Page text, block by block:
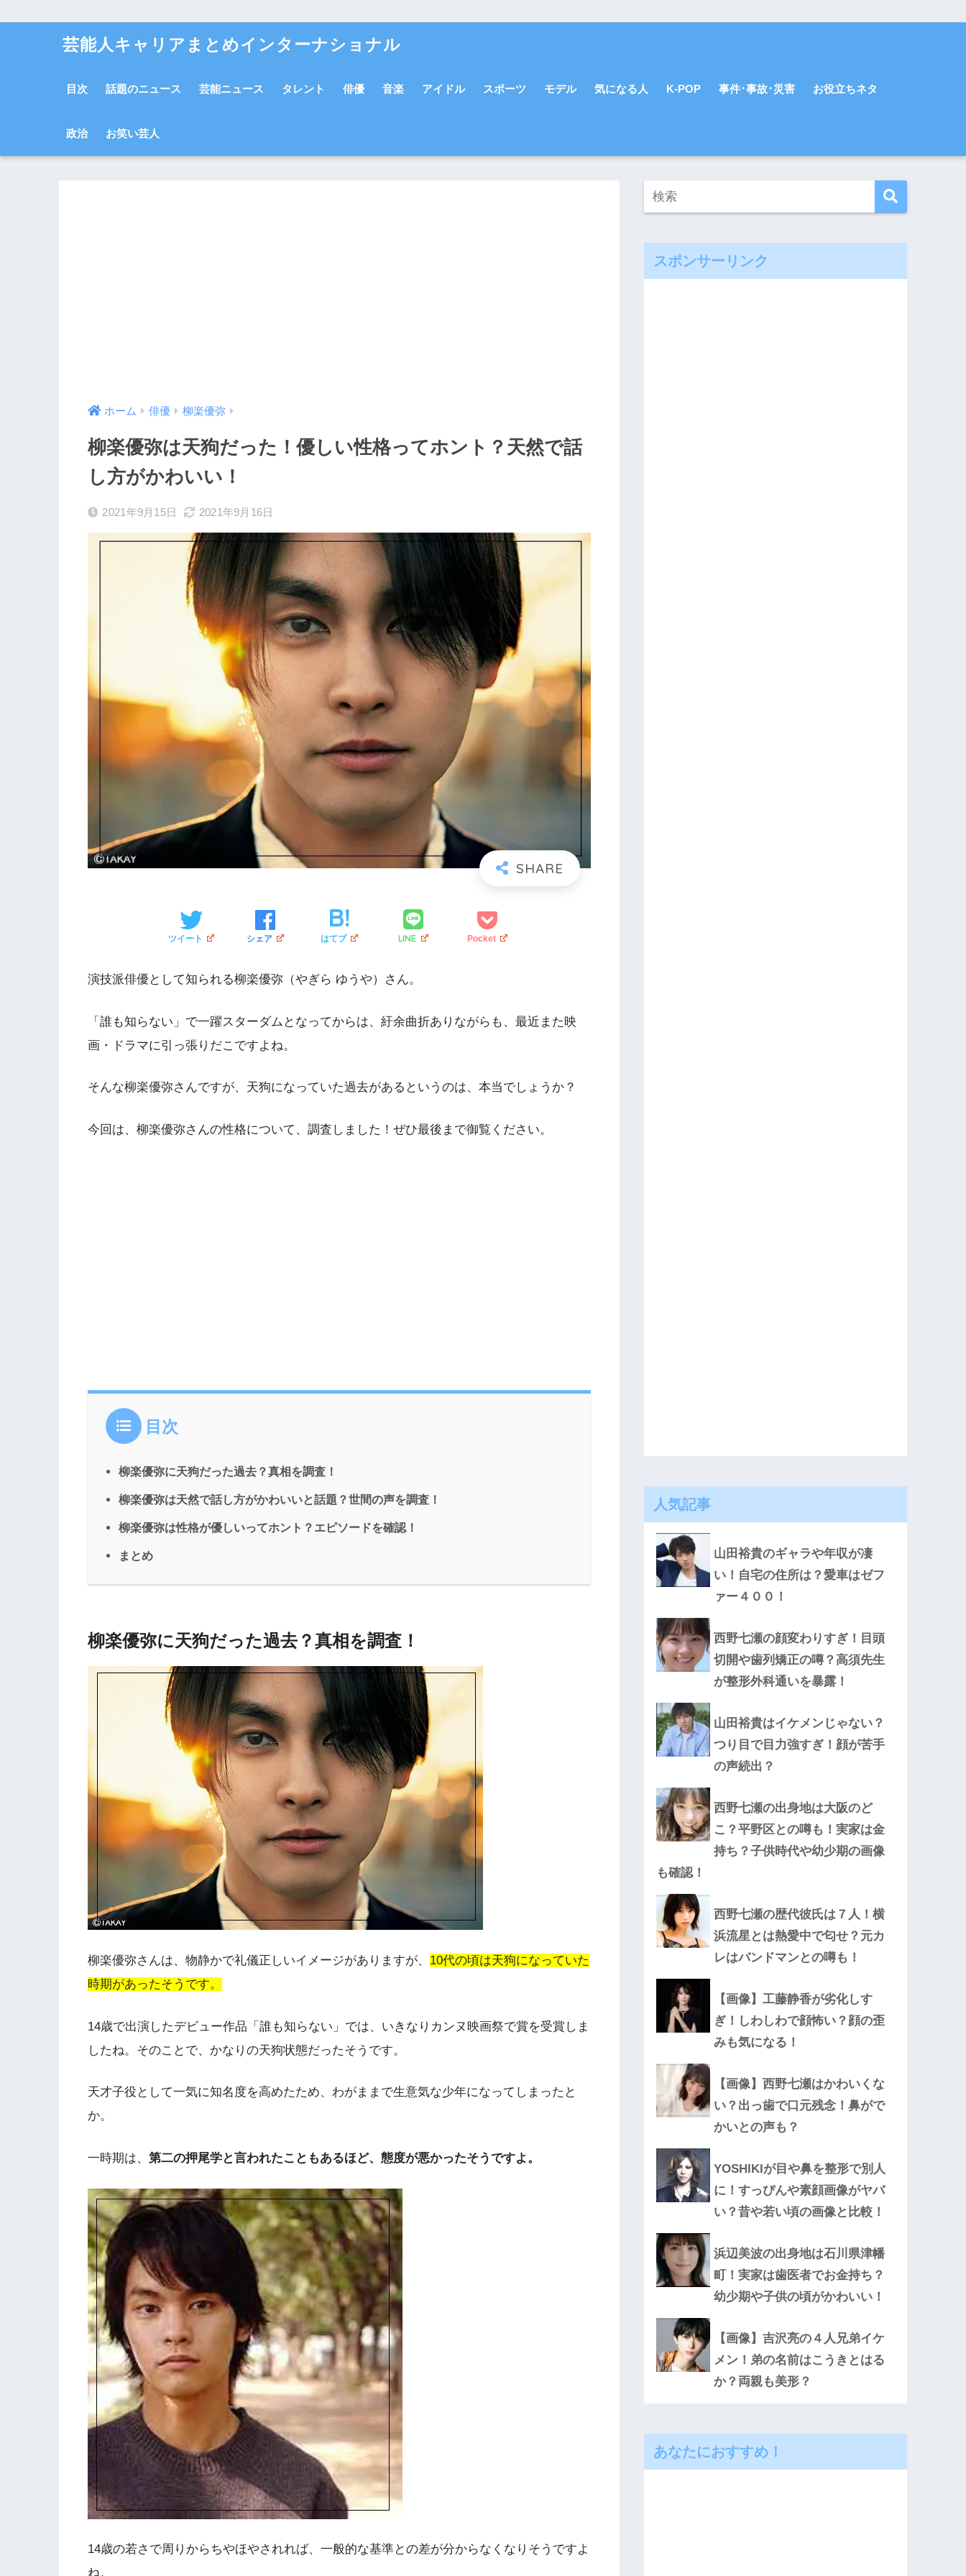
芸能人キャリアまとめインターナショナル
目次 話題のニュース 芸能ニュース タレント 俳優 音楽 アイドル スポーツ モデル 気になる人 K-POP 事件･事故･災害 お役立ちネタ
政治 お笑い芸人
ホーム 俳優 柳楽優弥
柳楽優弥は天狗だった！優しい性格ってホント？天然で話
し方がかわいい！
2021年9月15日 2021年9月16日
ツイート シェア はてブ LINE Pocket
演技派俳優として知られる柳楽優弥（やぎら ゆうや）さん。
「誰も知らない」で一躍スターダムとなってからは、紆余曲折ありながらも、最近また映
画・ドラマに引っ張りだこですよね。
そんな柳楽優弥さんですが、天狗になっていた過去があるというのは、本当でしょうか？
今回は、柳楽優弥さんの性格について、調査しました！ぜひ最後まで御覧ください。
目次
柳楽優弥に天狗だった過去？真相を調査！
柳楽優弥は天然で話し方がかわいいと話題？世間の声を調査！
柳楽優弥は性格が優しいってホント？エピソードを確認！
まとめ
柳楽優弥に天狗だった過去？真相を調査！
柳楽優弥さんは、物静かで礼儀正しいイメージがありますが、 10代の頃は天狗になっていた
時期があったそうです。
14歳で出演したデビュー作品「誰も知らない」では、いきなりカンヌ映画祭で賞を受賞しま
したね。そのことで、かなりの天狗状態だったそうです。
天才子役として一気に知名度を高めたため、わがままで生意気な少年になってしまったと
か。
一時期は、 第二の押尾学と言われたこともあるほど、態度が悪かったそうですよ。
14歳の若さで周りからちやほやされれば、一般的な基準との差が分からなくなりそうですよ
ね。
スポンサーリンク
人気記事
山田裕貴のギャラや年収が凄
い！自宅の住所は？愛車はゼフ
ァー４００！
西野七瀬の顔変わりすぎ！目頭
切開や歯列矯正の噂？高須先生
が整形外科通いを暴露！
山田裕貴はイケメンじゃない？
つり目で目力強すぎ！顔が苦手
の声続出？
西野七瀬の出身地は大阪のど
こ？平野区との噂も！実家は金
持ち？子供時代や幼少期の画像
も確認！
西野七瀬の歴代彼氏は７人！横
浜流星とは熱愛中で匂せ？元カ
レはバンドマンとの噂も！
【画像】工藤静香が劣化しす
ぎ！しわしわで顔怖い？顔の歪
みも気になる！
【画像】西野七瀬はかわいくな
い？出っ歯で口元残念！鼻がで
かいとの声も？
YOSHIKIが目や鼻を整形で別人
に！すっぴんや素顔画像がヤバ
い？昔や若い頃の画像と比較！
浜辺美波の出身地は石川県津幡
町！実家は歯医者でお金持ち？
幼少期や子供の頃がかわいい！
【画像】吉沢亮の４人兄弟イケ
メン！弟の名前はこうきとはる
か？両親も美形？
あなたにおすすめ！